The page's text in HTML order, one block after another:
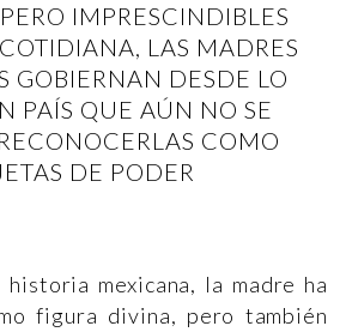
IMPRESCINDIBLES
LAS MADRES
GOBIERNAN DESDE LO
PAÍS QUE AÚN NO SE
COMO
DE PODER
mexicana, la madre ha
figura divina, pero también